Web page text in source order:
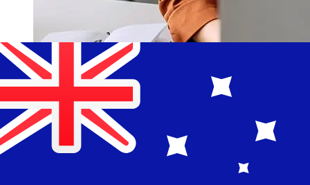
ما مدى سرعة نقل Nykredit Bank DKK
إلى AUD ؟